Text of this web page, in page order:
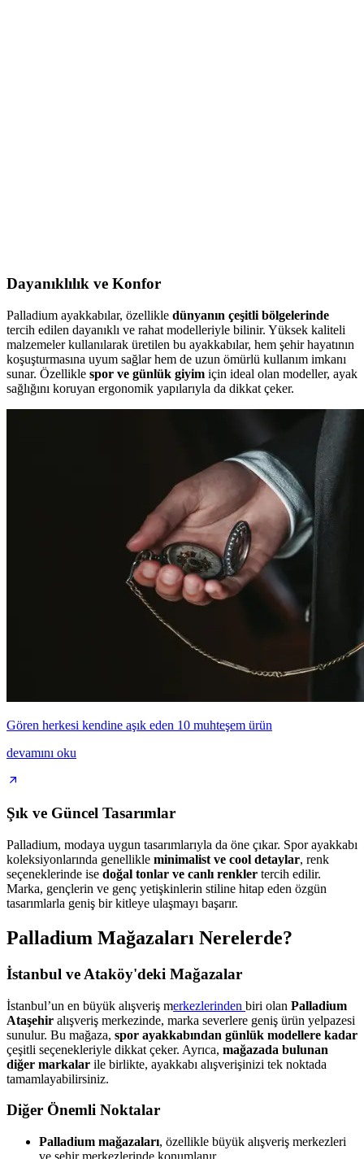
Dayanıklılık ve Konfor
Palladium ayakkabılar, özellikle dünyanın çeşitli bölgelerinde
tercih edilen dayanıklı ve rahat modelleriyle bilinir. Yüksek kaliteli
malzemeler kullanılarak üretilen bu ayakkabılar, hem şehir hayatının
koşuşturmasına uyum sağlar hem de uzun ömürlü kullanım imkanı
sunar. Özellikle spor ve günlük giyim için ideal olan modeller, ayak
sağlığını koruyan ergonomik yapılarıyla da dikkat çeker.
Gören herkesi kendine aşık eden 10 muhteşem ürün
devamını oku
Şık ve Güncel Tasarımlar
Palladium, modaya uygun tasarımlarıyla da öne çıkar. Spor ayakkabı
koleksiyonlarında genellikle minimalist ve cool detaylar, renk
seçeneklerinde ise doğal tonlar ve canlı renkler tercih edilir.
Marka, gençlerin ve genç yetişkinlerin stiline hitap eden özgün
tasarımlarla geniş bir kitleye ulaşmayı başarır.
Palladium Mağazaları Nerelerde?
İstanbul ve Ataköy'deki Mağazalar
İstanbul’un en büyük alışveriş merkezlerinden biri olan Palladium
Ataşehir alışveriş merkezinde, marka severlere geniş ürün yelpazesi
sunulur. Bu mağaza, spor ayakkabından günlük modellere kadar
çeşitli seçenekleriyle dikkat çeker. Ayrıca, mağazada bulunan
diğer markalar ile birlikte, ayakkabı alışverişinizi tek noktada
tamamlayabilirsiniz.
Diğer Önemli Noktalar
Palladium mağazaları, özellikle büyük alışveriş merkezleri
ve şehir merkezlerinde konumlanır.